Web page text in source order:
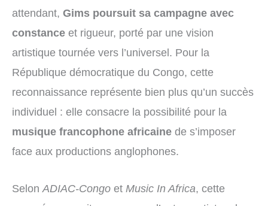
attendant, Gims poursuit sa campagne avec
constance et rigueur, porté par une vision
artistique tournée vers l’universel. Pour la
République démocratique du Congo, cette
reconnaissance représente bien plus qu’un succès
individuel : elle consacre la possibilité pour la
musique francophone africaine de s’imposer
face aux productions anglophones.
Selon ADIAC-Congo et Music In Africa, cette